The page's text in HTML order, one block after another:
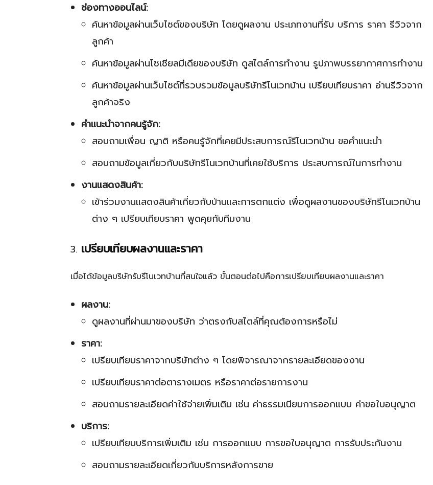
ช่องทางออนไลน์:
ค้นหาข้อมูลผ่านเว็บไซต์ของบริษัท โดยดูผลงาน ประเภทงานที่รับ บริการ ราคา รีวิวจาก
ลูกค้า
ค้นหาข้อมูลผ่านโซเชียลมีเดียของบริษัท ดูสไตล์การทำงาน รูปภาพบรรยากาศการทำงาน
ค้นหาข้อมูลผ่านเว็บไซต์ที่รวบรวมข้อมูลบริษัทรีโนเวทบ้าน เปรียบเทียบราคา อ่านรีวิวจาก
ลูกค้าจริง
คำแนะนำจากคนรู้จัก:
สอบถามเพื่อน ญาติ หรือคนรู้จักที่เคยมีประสบการณ์รีโนเวทบ้าน ขอคำแนะนำ
สอบถามข้อมูลเกี่ยวกับบริษัทรีโนเวทบ้านที่เคยใช้บริการ ประสบการณ์ในการทำงาน
งานแสดงสินค้า:
เข้าร่วมงานแสดงสินค้าเกี่ยวกับบ้านและการตกแต่ง เพื่อดูผลงานของบริษัทรีโนเวทบ้าน
ต่าง ๆ เปรียบเทียบราคา พูดคุยกับทีมงาน
เปรียบเทียบผลงานและราคา
เมื่อได้ข้อมูลบริษัทรับรีโนเวทบ้านที่สนใจแล้ว ขั้นตอนต่อไปคือการเปรียบเทียบผลงานและราคา
ผลงาน:
ดูผลงานที่ผ่านมาของบริษัท ว่าตรงกับสไตล์ที่คุณต้องการหรือไม่
ราคา:
เปรียบเทียบราคาจากบริษัทต่าง ๆ โดยพิจารณาจากรายละเอียดของงาน
เปรียบเทียบราคาต่อตารางเมตร หรือราคาต่อรายการงาน
สอบถามรายละเอียดค่าใช้จ่ายเพิ่มเติม เช่น ค่าธรรมเนียมการออกแบบ ค่าขอใบอนุญาต
บริการ:
เปรียบเทียบบริการเพิ่มเติม เช่น การออกแบบ การขอใบอนุญาต การรับประกันงาน
สอบถามรายละเอียดเกี่ยวกับบริการหลังการขาย